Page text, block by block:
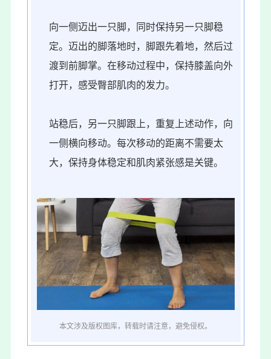
向一侧迈出一只脚，同时保持另一只脚稳
定。迈出的脚落地时，脚跟先着地，然后过
渡到前脚掌。在移动过程中，保持膝盖向外
打开，感受臀部肌肉的发力。
站稳后，另一只脚跟上，重复上述动作，向
一侧横向移动。每次移动的距离不需要太
大，保持身体稳定和肌肉紧张感是关键。
本文涉及版权图库，转载时请注意，避免侵权。